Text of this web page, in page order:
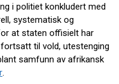
i politiet konkludert med
systematisk og
at staten offisielt har
til vold, utestenging
samfunn av afrikansk
.